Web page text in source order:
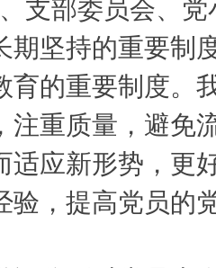
支部委员会、
期坚持的重要制
育的重要制度。
注重质量，避免
适应新形势，更
验，提高党员的